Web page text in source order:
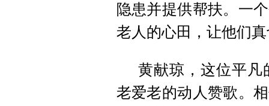
隐患并提供帮扶。一
老人的心田，让他们
黄献琼，这位平凡
老爱老的动人赞歌。